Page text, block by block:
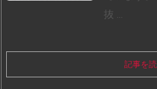
抜 ...
記事を